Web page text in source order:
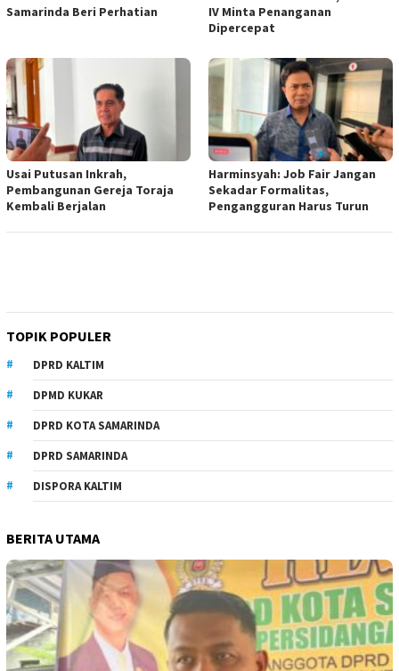
Samarinda Beri Perhatian
IV Minta Penanganan
Dipercepat
Usai Putusan Inkrah,
Pembangunan Gereja Toraja
Kembali Berjalan
Harminsyah: Job Fair Jangan
Sekadar Formalitas,
Pengangguran Harus Turun
TOPIK POPULER
DPRD KALTIM
DPMD KUKAR
DPRD KOTA SAMARINDA
DPRD SAMARINDA
DISPORA KALTIM
BERITA UTAMA